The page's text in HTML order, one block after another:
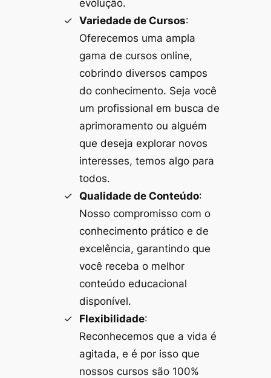
evolução.
Variedade de Cursos:
Oferecemos uma ampla
gama de cursos online,
cobrindo diversos campos
do conhecimento. Seja você
um profissional em busca de
aprimoramento ou alguém
que deseja explorar novos
interesses, temos algo para
todos.
Qualidade de Conteúdo:
Nosso compromisso com o
conhecimento prático e de
excelência, garantindo que
você receba o melhor
conteúdo educacional
disponível.
Flexibilidade:
Reconhecemos que a vida é
agitada, e é por isso que
nossos cursos são 100%